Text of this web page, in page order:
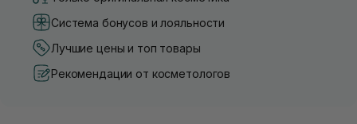
Система бонусов и лояльности
Лучшие цены и топ товары
Рекомендации от косметологов